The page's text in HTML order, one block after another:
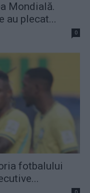
Mondială.
au plecat...
0
fotbalului